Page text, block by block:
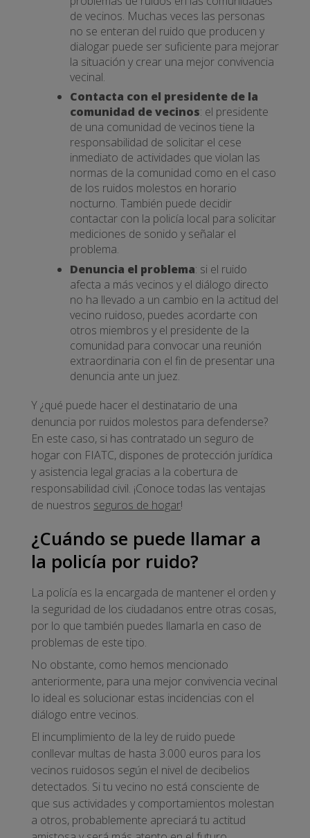
de vecinos. Muchas veces las personas
no se enteran del ruido que producen y
dialogar puede ser suficiente para mejorar
la situación y crear una mejor convivencia
vecinal.
Contacta con el presidente de la
comunidad de vecinos: el presidente
de una comunidad de vecinos tiene la
responsabilidad de solicitar el cese
inmediato de actividades que violan las
normas de la comunidad como en el caso
de los ruidos molestos en horario
nocturno. También puede decidir
contactar con la policía local para solicitar
mediciones de sonido y señalar el
problema.
Denuncia el problema: si el ruido
afecta a más vecinos y el diálogo directo
no ha llevado a un cambio en la actitud del
vecino ruidoso, puedes acordarte con
otros miembros y el presidente de la
comunidad para convocar una reunión
extraordinaria con el fin de presentar una
denuncia ante un juez.
Y ¿qué puede hacer el destinatario de una
denuncia por ruidos molestos para defenderse?
En este caso, si has contratado un seguro de
hogar con FIATC, dispones de protección jurídica
y asistencia legal gracias a la cobertura de
responsabilidad civil. ¡Conoce todas las ventajas
de nuestros seguros de hogar!
¿Cuándo se puede llamar a
la policía por ruido?
La policía es la encargada de mantener el orden y
la seguridad de los ciudadanos entre otras cosas,
por lo que también puedes llamarla en caso de
problemas de este tipo.
No obstante, como hemos mencionado
anteriormente, para una mejor convivencia vecinal
lo ideal es solucionar estas incidencias con el
diálogo entre vecinos.
El incumplimiento de la ley de ruido puede
conllevar multas de hasta 3.000 euros para los
vecinos ruidosos según el nivel de decibelios
detectados. Si tu vecino no está consciente de
que sus actividades y comportamientos molestan
a otros, probablemente apreciará tu actitud